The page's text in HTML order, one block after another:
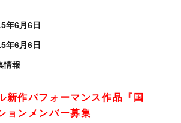
ム・事業
サポーター
年6月6日
年6月6日
情報
新作パフォーマンス作品『国
ョンメンバー募集